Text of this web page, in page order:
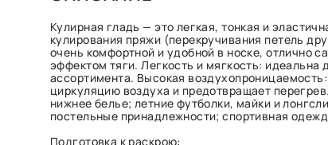
Кулирная гладь — это легкая, тонкая и
кулирования пряжи (перекручивания петель
очень комфортной и удобной в носке, отлично
эффектом тяги. Легкость и мягкость: идеальна
ассортимента. Высокая
циркуляцию воздуха и предотвращает
нижнее белье; летние футболки, майки и
постельные принадлежности; спортивная
Подготовка к раскрою: